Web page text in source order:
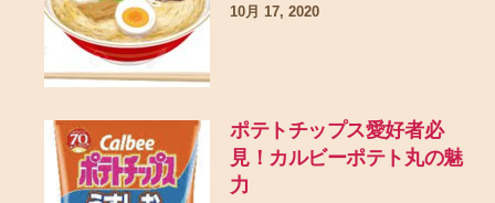
10月 17, 2020
ポテトチップス愛好者必
見！カルビーポテト丸の魅
力